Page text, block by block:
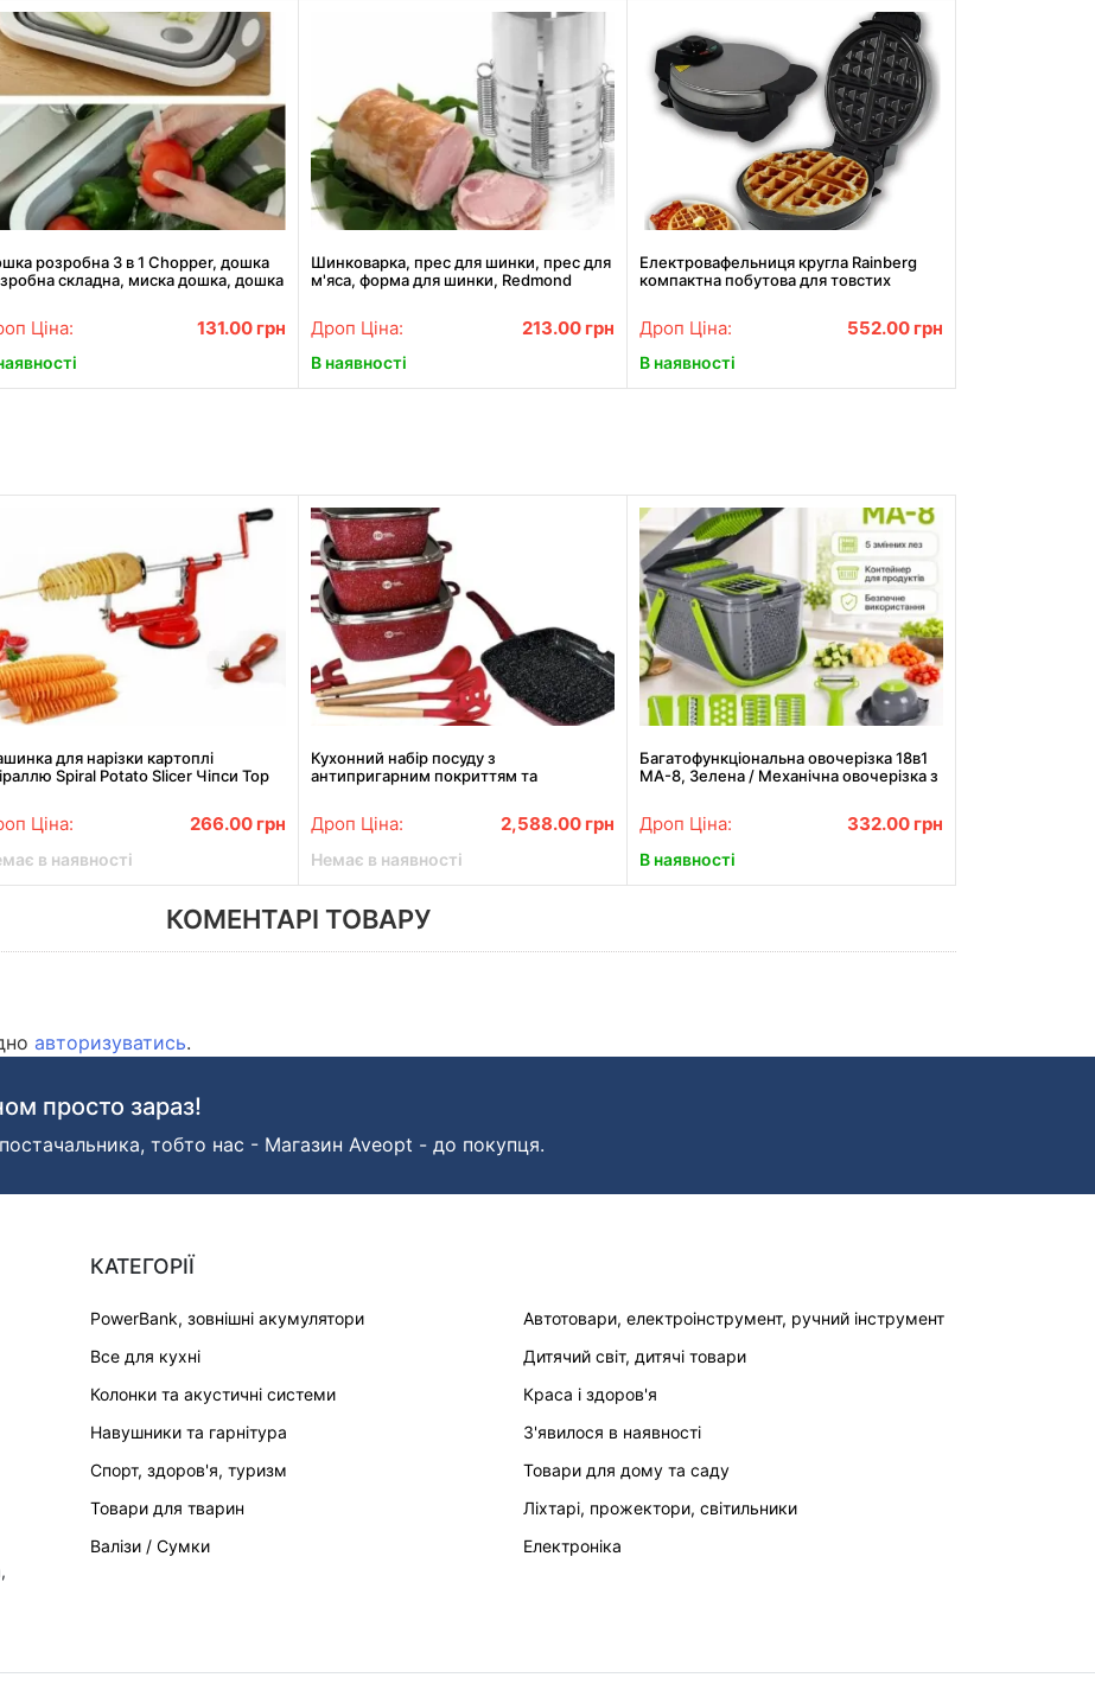
розробна 3 в 1 Chopper, дошка
складна, миска дошка, дошка
Ціна: 131.00 грн
Шинковарка, прес для шинки, прес для
м'яса, форма для шинки, Redmond
Дроп Ціна: 213.00 грн
В наявності
Електровафельниця кругла Rainberg
компактна побутова для товстих
Дроп Ціна: 552.00 грн
В наявності
для нарізки картоплі
Spiral Potato Slicer Чіпси Top
Ціна: 266.00 грн
в наявності
Кухонний набір посуду з
антипригарним покриттям та
Дроп Ціна: 2,588.00 грн
Немає в наявності
Багатофункціональна овочерізка 18в1
MA-8, Зелена / Механічна овочерізка з
Дроп Ціна: 332.00 грн
В наявності
КОМЕНТАРІ ТОВАРУ
авторизуватись.
просто зараз!
тобто нас - Магазин Aveopt - до покупця.
КАТЕГОРІЇ
PowerBank, зовнішні акумулятори
Автотовари, електроінструмент, ручний інструмент
Все для кухні
Дитячий світ, дитячі товари
Колонки та акустичні системи
Краса і здоров'я
Навушники та гарнітура
З'явилося в наявності
Спорт, здоров'я, туризм
Товари для дому та саду
Товари для тварин
Ліхтарі, прожектори, світильники
Валізи / Сумки
Електроніка